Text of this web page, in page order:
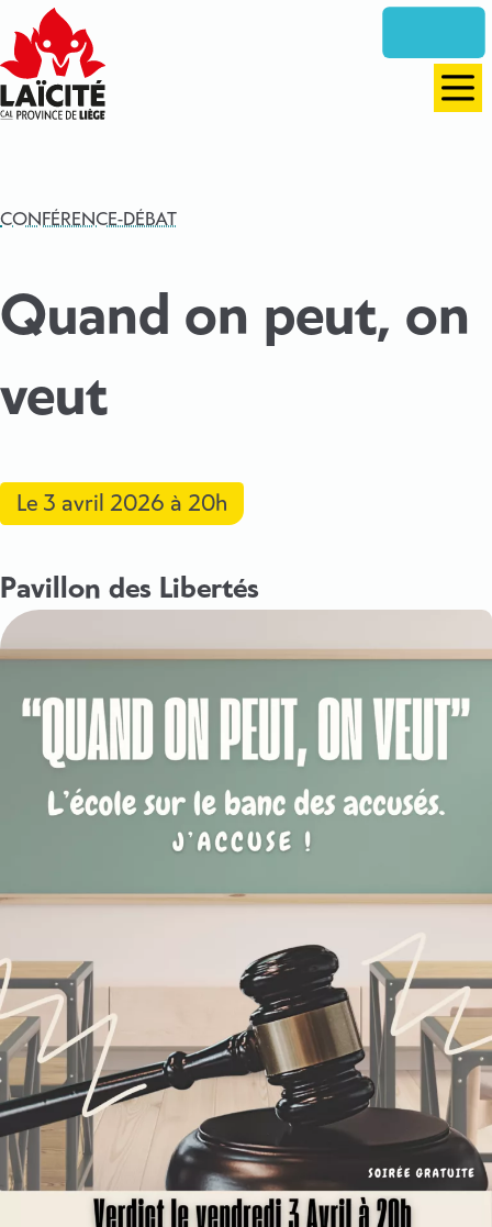
directement
vers
le
contenu
CONFÉRENCE-DÉBAT
Quand on peut, on
veut
Le 3 avril 2026 à 20h
Pavillon des Libertés